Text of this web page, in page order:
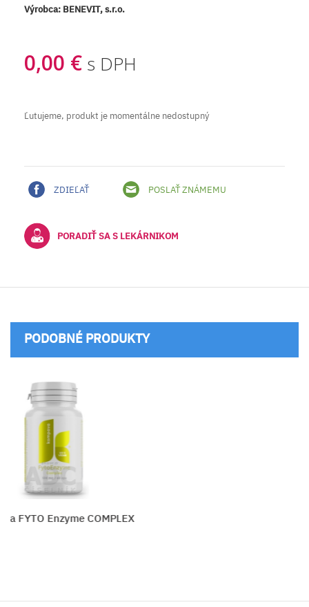
Výrobca: BENEVIT, s.r.o.
0,00 € s DPH
Ľutujeme, produkt je momentálne nedostupný
ZDIEĽAŤ POSLAŤ ZNÁMEMU
PORADIŤ SA S LEKÁRNIKOM
PODOBNÉ PRODUKTY
ProfiZYM Plus